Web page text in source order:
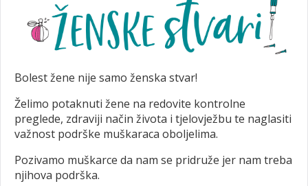
Bolest žene nije samo ženska stvar!
Želimo potaknuti žene na redovite kontrolne
preglede, zdraviji način života i tjelovježbu te naglasiti
važnost podrške muškaraca oboljelima.
Pozivamo muškarce da nam se pridruže jer nam treba
njihova podrška.